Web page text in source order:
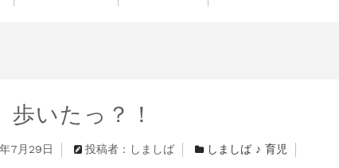
歩いたっ？！
7月29日 投稿者：しましば しましば ♪ 育児